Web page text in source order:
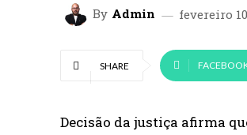
By Admin fevereiro
SHARE
Decisão da justiça afirma